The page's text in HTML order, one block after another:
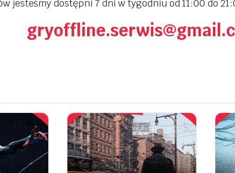
dostępni 7 dni w tygodniu od 11:00 do